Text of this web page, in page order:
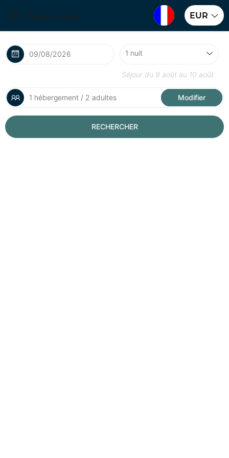
EUR
Séjour du 9 août au 10 août
1 hébergement / 2 adultes Modifier